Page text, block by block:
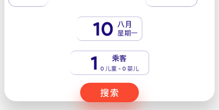
10 八月
星期一
1 乘客
0 儿童 - 0 婴儿
搜索